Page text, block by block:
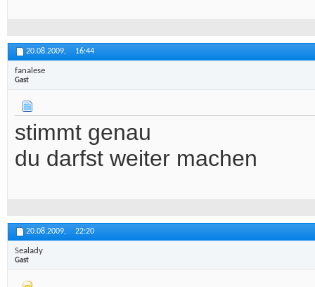
20.08.2009, 16:44
fanalese
Gast
stimmt genau
du darfst weiter machen
20.08.2009, 22:20
Sealady
Gast